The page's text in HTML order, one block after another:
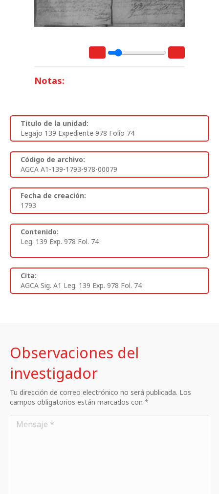
Notas:
Titulo de la unidad:
Legajo 139 Expediente 978 Folio 74
Código de archivo:
AGCA A1-139-1793-978-00079
Fecha de creación:
1793
Contenido:
Leg. 139 Exp. 978 Fol. 74
Cita:
AGCA Sig. A1 Leg. 139 Exp. 978 Fol. 74
Observaciones del
investigador
Tu dirección de correo electrónico no será publicada. Los
campos obligatorios están marcados con *